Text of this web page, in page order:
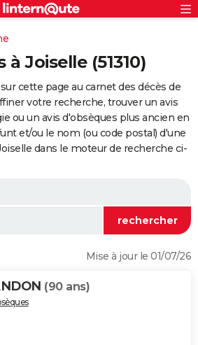
à Joiselle (51310)
cette page au carnet des décès de
votre recherche, trouver un avis
ou un avis d'obsèques plus ancien en
et/ou le nom (ou code postal) d'une
dans le moteur de recherche ci-
Mise à jour le 01/07/26
(90 ans)